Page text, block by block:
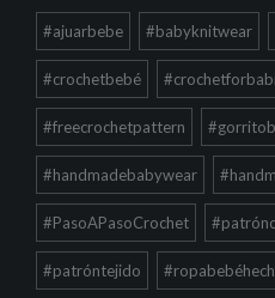
#ajuarbebe #babyknitwear
#crochetbebé
#freecrochetpattern
#handmadebabywear
#PasoAPasoCrochet
#patróntejido